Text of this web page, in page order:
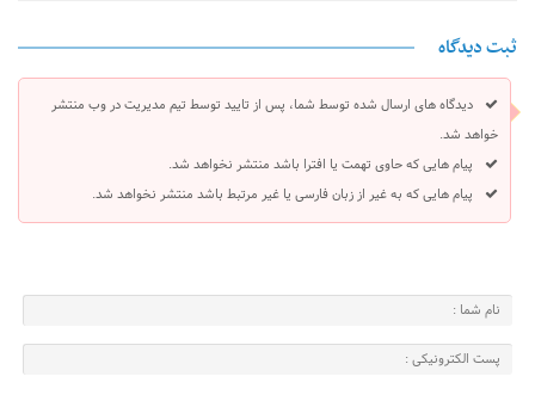
ثبت دیدگاه
دیدگاه های ارسال شده توسط شما، پس از تایید توسط تیم مدیریت در وب منتشر
خواهد شد.
پیام هایی که حاوی تهمت یا افترا باشد منتشر نخواهد شد.
پیام هایی که به غیر از زبان فارسی یا غیر مرتبط باشد منتشر نخواهد شد.